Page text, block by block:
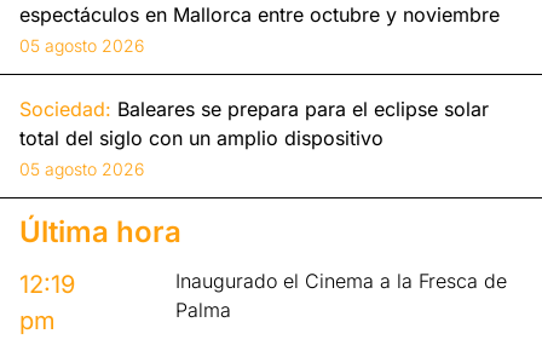
espectáculos en Mallorca entre octubre y noviembre
05 agosto 2026
Sociedad: Baleares se prepara para el eclipse solar
total del siglo con un amplio dispositivo
05 agosto 2026
Última hora
12:19
pm
Inaugurado el Cinema a la Fresca de
Palma